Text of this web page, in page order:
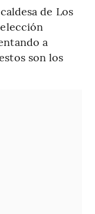
de Los
a
son los